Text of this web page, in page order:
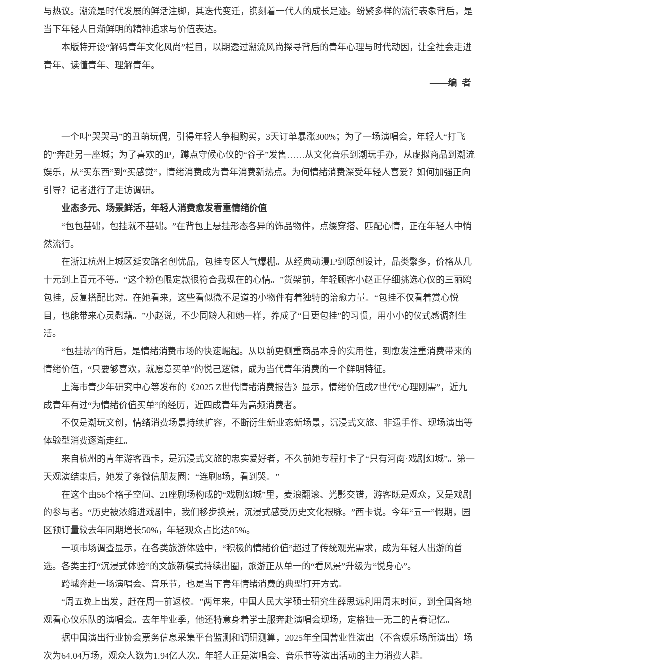
与热议。潮流是时代发展的鲜活注脚，其迭代变迁，镌刻着一代人的成长足迹。纷繁多样的流行表象背后，是
当下年轻人日渐鲜明的精神追求与价值表达。
本版特开设“解码青年文化风尚”栏目，以期透过潮流风尚探寻背后的青年心理与时代动因，让全社会走进
青年、读懂青年、理解青年。
——编 者
一个叫“哭哭马”的丑萌玩偶，引得年轻人争相购买，3天订单暴涨300%；为了一场演唱会，年轻人“打飞
的”奔赴另一座城；为了喜欢的IP，蹲点守候心仪的“谷子”发售……从文化音乐到潮玩手办，从虚拟商品到潮流
娱乐，从“买东西”到“买感觉”，情绪消费成为青年消费新热点。为何情绪消费深受年轻人喜爱？如何加强正向
引导？记者进行了走访调研。
业态多元、场景鲜活，年轻人消费愈发看重情绪价值
“包包基础，包挂就不基础。”在背包上悬挂形态各异的饰品物件，点缀穿搭、匹配心情，正在年轻人中悄
然流行。
在浙江杭州上城区延安路名创优品，包挂专区人气爆棚。从经典动漫IP到原创设计，品类繁多，价格从几
十元到上百元不等。“这个粉色限定款很符合我现在的心情。”货架前，年轻顾客小赵正仔细挑选心仪的三丽鸥
包挂，反复搭配比对。在她看来，这些看似微不足道的小物件有着独特的治愈力量。“包挂不仅看着赏心悦
目，也能带来心灵慰藉。”小赵说，不少同龄人和她一样，养成了“日更包挂”的习惯，用小小的仪式感调剂生
活。
“包挂热”的背后，是情绪消费市场的快速崛起。从以前更侧重商品本身的实用性，到愈发注重消费带来的
情绪价值，“只要够喜欢，就愿意买单”的悦己逻辑，成为当代青年消费的一个鲜明特征。
上海市青少年研究中心等发布的《2025 Z世代情绪消费报告》显示，情绪价值成Z世代“心理刚需”，近九
成青年有过“为情绪价值买单”的经历，近四成青年为高频消费者。
不仅是潮玩文创，情绪消费场景持续扩容，不断衍生新业态新场景，沉浸式文旅、非遗手作、现场演出等
体验型消费逐渐走红。
来自杭州的青年游客西卡，是沉浸式文旅的忠实爱好者，不久前她专程打卡了“只有河南·戏剧幻城”。第一
天观演结束后，她发了条微信朋友圈：“连刷8场，看到哭。”
在这个由56个格子空间、21座剧场构成的“戏剧幻城”里，麦浪翻滚、光影交错，游客既是观众，又是戏剧
的参与者。“历史被浓缩进戏剧中，我们移步换景，沉浸式感受历史文化根脉。”西卡说。今年“五一”假期，园
区预订量较去年同期增长50%，年轻观众占比达85%。
一项市场调查显示，在各类旅游体验中，“积极的情绪价值”超过了传统观光需求，成为年轻人出游的首
选。各类主打“沉浸式体验”的文旅新模式持续出圈，旅游正从单一的“看风景”升级为“悦身心”。
跨城奔赴一场演唱会、音乐节，也是当下青年情绪消费的典型打开方式。
“周五晚上出发，赶在周一前返校。”两年来，中国人民大学硕士研究生薛思远利用周末时间，到全国各地
观看心仪乐队的演唱会。去年毕业季，他还特意身着学士服奔赴演唱会现场，定格独一无二的青春记忆。
据中国演出行业协会票务信息采集平台监测和调研测算，2025年全国营业性演出（不含娱乐场所演出）场
次为64.04万场，观众人数为1.94亿人次。年轻人正是演唱会、音乐节等演出活动的主力消费人群。